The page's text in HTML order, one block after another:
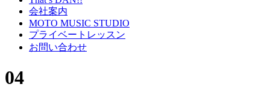
会社案内
MOTO MUSIC STUDIO
プライベートレッスン
お問い合わせ
04